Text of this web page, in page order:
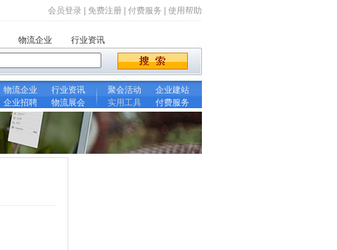
会员登录 免费注册 付费服务 使用帮助
物流企业 行业资讯
物流企业 行业资讯 聚会活动
企业建站
企业招聘 物流展会 实用工具 付费服务